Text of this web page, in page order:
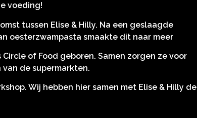
voeding!
tussen Elise & Hilly. Na een geslaagde
oesterzwampasta smaakte dit naar meer
of Food geboren. Samen zorgen ze voor
de supermarkten.
Wij hebben hier samen met Elise & Hilly de